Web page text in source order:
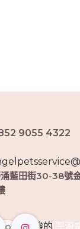
9055 4322
藍田街30-38號
- 最強的 開源